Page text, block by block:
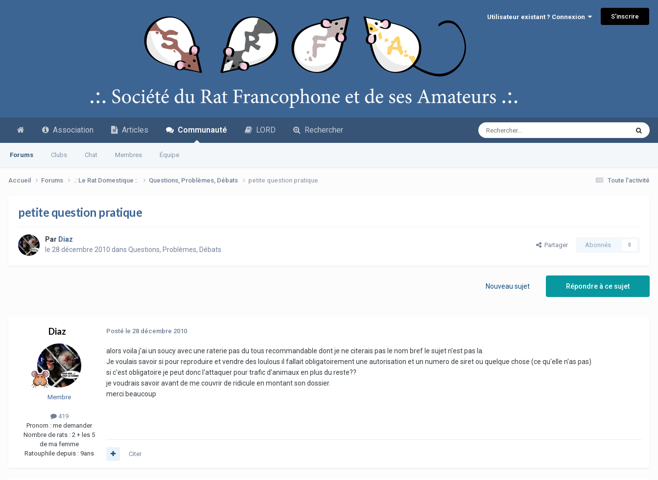
Utilisateur existant ? Connexion S’inscrire
Association Articles Communauté
Forums Clubs Chat Membres Équipe
LORD Rechercher
Toute l’activité
Accueil Forums .: Le Rat Domestique :. Questions, Problèmes, Débats petite question pratique
petite question pratique
Par Diaz
le 28 décembre 2010 dans Questions, Problèmes, Débats
Partager Abonnés 0
Répondre à ce sujet
Nouveau sujet
Diaz
Membre
419
Pronom : me demander
Nombre de rats : 2 + les 5
de ma femme
Ratouphile depuis : 9ans
Posté le 28 décembre 2010
alors voila j'ai un soucy avec une raterie pas du tous recommandable dont je ne citerais pas le nom bref le sujet n'est pas la.
Je voulais savoir si pour reproduire et vendre des loulous il fallait obligatoirement une autorisation et un numero de siret ou quelque chose (ce qu'elle n'as pas)
si c'est obligatoire je peut donc l'attaquer pour trafic d'animaux en plus du reste??
je voudrais savoir avant de me couvrir de ridicule en montant son dossier.
merci beaucoup
Citer